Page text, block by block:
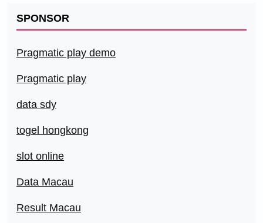
SPONSOR
Pragmatic play demo
Pragmatic play
data sdy
togel hongkong
slot online
Data Macau
Result Macau